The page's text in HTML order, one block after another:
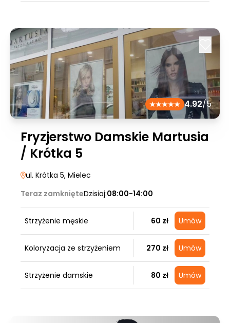
4.92/5
Fryzjerstwo Damskie Martusia
/ Krótka 5
ul. Krótka 5, Mielec
Teraz zamknięteDzisiaj:08:00-14:00
Strzyżenie męskie 60 zł Umów
Koloryzacja ze strzyżeniem 270 zł Umów
Strzyżenie damskie 80 zł Umów